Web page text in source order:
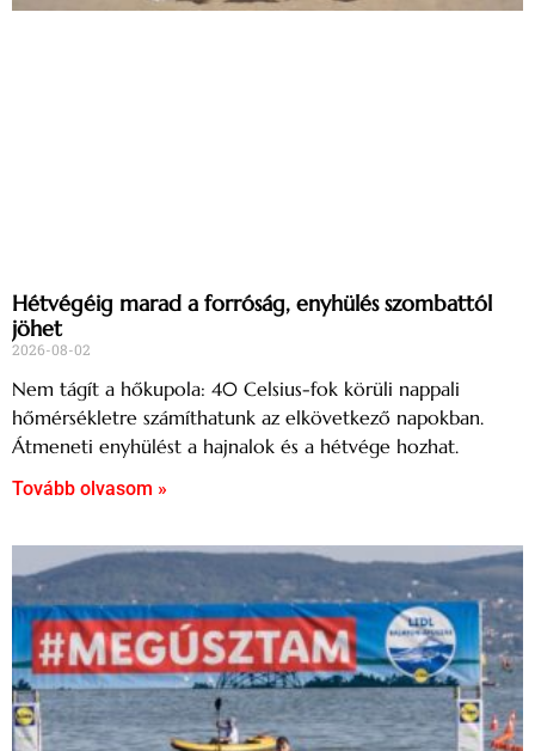
Hétvégéig marad a forróság, enyhülés szombattól
jöhet
2026-08-02
Nem tágít a hőkupola: 40 Celsius-fok körüli nappali
hőmérsékletre számíthatunk az elkövetkező napokban.
Átmeneti enyhülést a hajnalok és a hétvége hozhat.
Tovább olvasom »